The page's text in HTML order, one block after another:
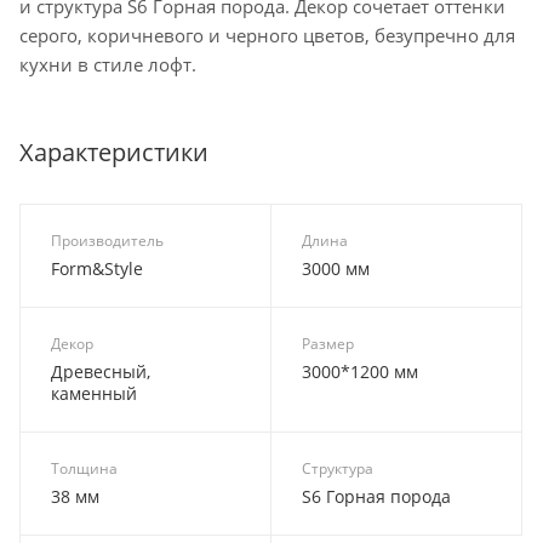
и структура S6 Горная порода. Декор сочетает оттенки
серого, коричневого и черного цветов, безупречно для
кухни в стиле лофт.
Характеристики
Производитель
Form&Style
Длина
3000 мм
Декор
Древесный,
каменный
Размер
3000*1200 мм
Толщина
38 мм
Структура
S6 Горная порода